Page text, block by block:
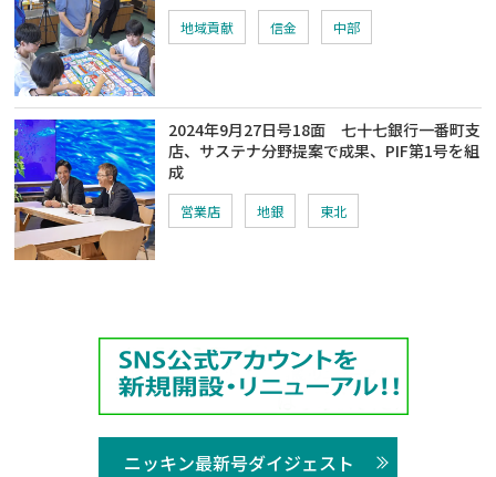
地域貢献 信金 中部
2024年9月27日号18面 七十七銀行一番町支
店、サステナ分野提案で成果、PIF第1号を組
成
営業店 地銀 東北
ニッキン最新号ダイジェスト